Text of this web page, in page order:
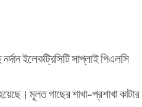
মূলত গাছের শাখা-প্রশাখা কাটার